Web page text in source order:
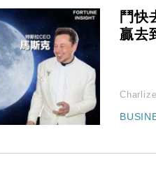
鬥快
贏去